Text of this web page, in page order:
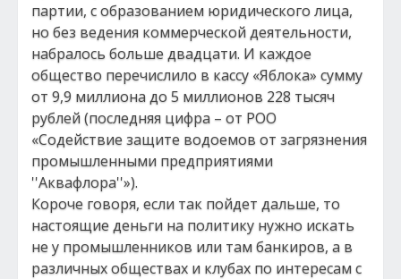
партии, с образованием юридического лица,
но без ведения коммерческой деятельности,
набралось больше двадцати. И каждое
общество перечислило в кассу «Яблока» сумму
от 9,9 миллиона до 5 миллионов 228 тысяч
рублей (последняя цифра – от РОО
«Содействие защите водоемов от загрязнения
промышленными предприятиями
''Аквафлора''»).
Короче говоря, если так пойдет дальше, то
настоящие деньги на политику нужно искать
не у промышленников или там банкиров, а в
различных обществах и клубах по интересам с